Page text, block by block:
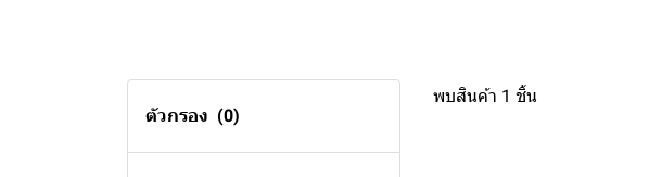
ตัวกรอง (0)
พบสินค้า 1 ชิ้น